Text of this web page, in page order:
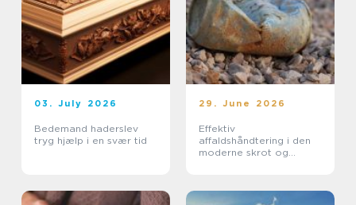
03. July 2026
Bedemand haderslev
tryg hjælp i en svær tid
29. June 2026
Effektiv
affaldshåndtering i den
moderne skrot og